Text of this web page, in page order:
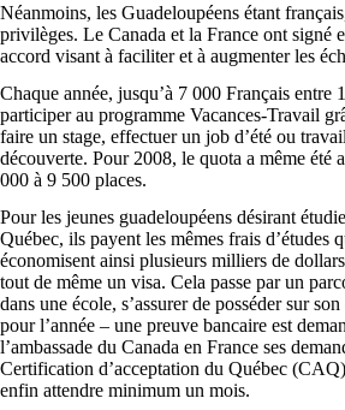
Néanmoins, les Guadeloupéens étant
privilèges. Le Canada et la France ont signé
accord visant à faciliter et à augmenter les
Chaque année, jusqu’à 7 000 Français entre
participer au programme Vacances-Travail
faire un stage, effectuer un job d’été ou
découverte. Pour 2008, le quota a même été
000 à 9 500 places.
Pour les jeunes guadeloupéens désirant
Québec, ils payent les mêmes frais d’études
économisent ainsi plusieurs milliers de
tout de même un visa. Cela passe par un
dans une école, s’assurer de posséder sur
pour l’année – une preuve bancaire est
l’ambassade du Canada en France ses
Certification d’acceptation du Québec
enfin attendre minimum un mois.